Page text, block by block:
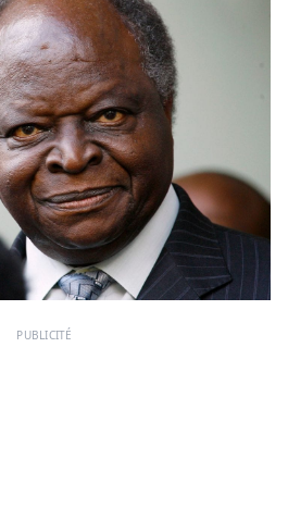
PUBLICITÉ